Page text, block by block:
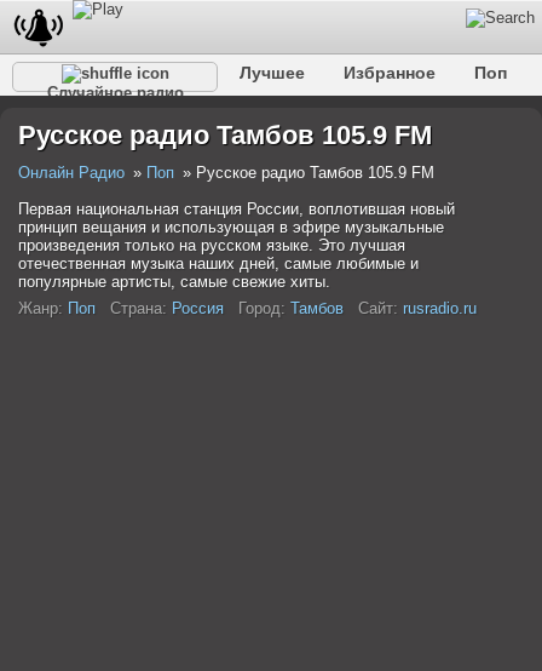
Случайное радио
Лучшее Избранное
Поп
Разговорное
Рэп Транс Дип-хаус
Русское радио Тамбов 105.9 FM
Онлайн Радио Поп
Русское радио Тамбов 105.9 FM
Первая национальная станция России, воплотившая новый
принцип вещания и использующая в эфире музыкальные
произведения только на русском языке. Это лучшая
отечественная музыка наших дней, самые любимые и
популярные артисты, самые свежие хиты.
Жанр: Поп Страна: Россия Город: Тамбов Сайт: rusradio.ru